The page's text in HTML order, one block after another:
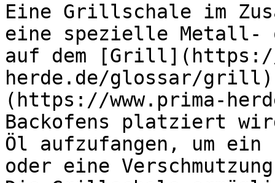
Eine Grillschale im
eine spezielle Metall-
auf dem [Grill](https://
herde.de/glossar/grill)
(https://www.prima-
Backofens platziert
Öl aufzufangen, um ein
oder eine